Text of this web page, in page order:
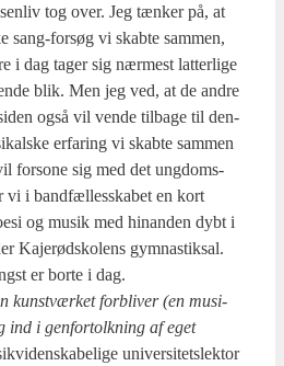
tog over. Jeg tæn­ker på, at
sang-for­søg vi skab­te sam­men,
i dag tager sig nær­mest lat­ter­li­ge
blik. Men jeg ved, at de andre
også vil ven­de til­ba­ge til den­
erfa­ring vi skab­te sam­men
for­so­ne sig med det ung­doms-
vi i band­fæl­les­ska­bet en kort
og musik med hin­an­den dybt i
Kaje­rødsko­lens gym­na­stiksal.
er bor­te i dag.
kunst­vær­ket for­bli­ver (en musi­
ind i gen­for­tolk­ning af eget
uni­ver­si­tets­lek­tor